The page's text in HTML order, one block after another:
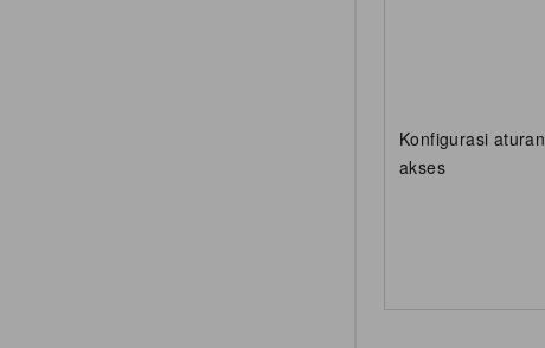
Konfigurasi aturan
akses